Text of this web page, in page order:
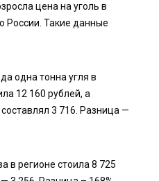
цена на уголь в
России. Такие данные
одна тонна угля в
12 160 рублей, а
3 716. Разница —
в регионе стоила 8 725